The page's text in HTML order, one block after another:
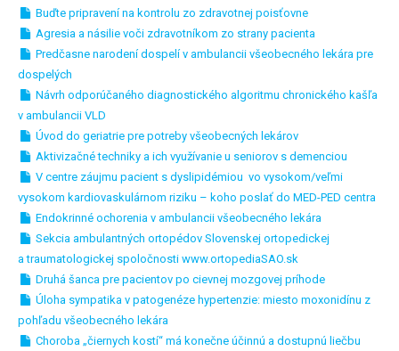
Buďte pripravení na kontrolu zo zdravotnej poisťovne
Agresia a násilie voči zdravotníkom zo strany pacienta
Predčasne narodení dospelí v ambulancii všeobecného lekára pre
dospelých
Návrh odporúčaného diagnostického algoritmu chronického kašľa
v ambulancii VLD
Úvod do geriatrie pre potreby všeobecných lekárov
Aktivizačné techniky a ich využívanie u seniorov s demenciou
V centre záujmu pacient s dyslipidémiou vo vysokom/veľmi
vysokom kardiovaskulárnom riziku – koho poslať do MED-PED centra
Endokrinné ochorenia v ambulancii všeobecného lekára
Sekcia ambulantných ortopédov Slovenskej ortopedickej
a traumatologickej spoločnosti www.ortopediaSAO.sk
Druhá šanca pre pacientov po cievnej mozgovej príhode
Úloha sympatika v patogenéze hypertenzie: miesto moxonidínu z
pohľadu všeobecného lekára
Choroba „čiernych kostí“ má konečne účinnú a dostupnú liečbu